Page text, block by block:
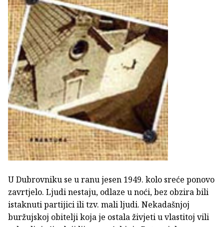
U Dubrovniku se u ranu jesen 1949. kolo sreće ponovo
zavrtjelo. Ljudi nestaju, odlaze u noći, bez obzira bili
istaknuti partijici ili tzv. mali ljudi. Nekadašnjoj
buržujskoj obitelji koja je ostala živjeti u vlastitoj vili